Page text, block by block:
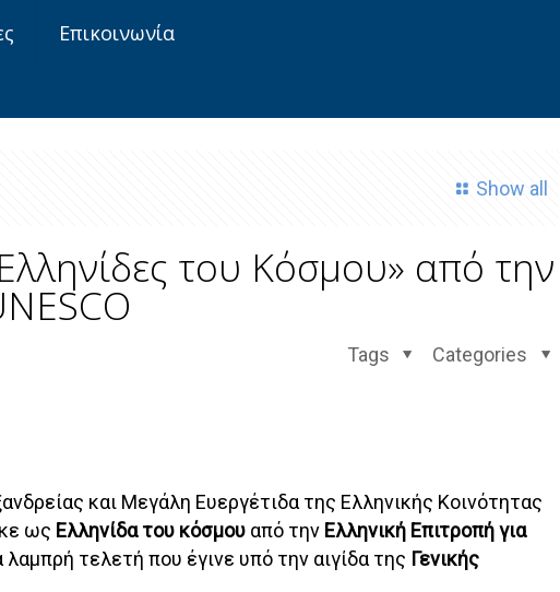
Επικοινωνία
Show all
του Κόσμου» από την
Categories
Tags
και Μεγάλη Ευεργέτιδα της Ελληνικής Κοινότητας
ως Ελληνίδα του κόσμουαπό την Ελληνική Επιτροπή για
λαμπρή τελετή που έγινε υπό την αιγίδα της Γενικής